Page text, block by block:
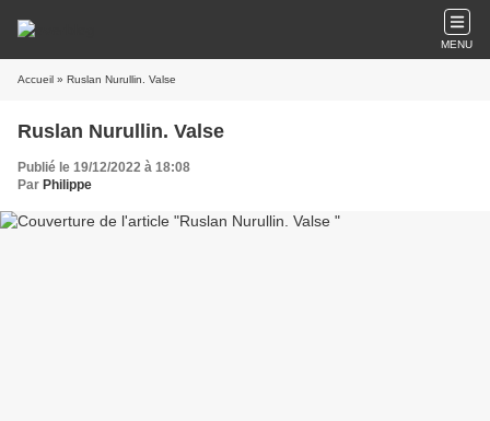
MENU
Accueil » Ruslan Nurullin. Valse
Ruslan Nurullin. Valse
Publié le 19/12/2022 à 18:08
Par Philippe